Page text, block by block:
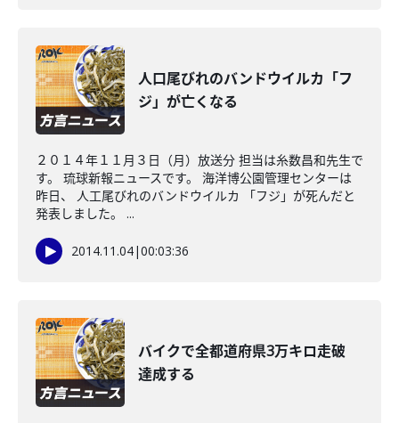
人口尾びれのバンドウイルカ「フ
ジ」が亡くなる
２０１４年１１月３日（月）放送分 担当は糸数昌和先生で
す。 琉球新報ニュースです。 海洋博公園管理センターは
昨日、 人工尾びれのバンドウイルカ 「フジ」が死んだと
発表しました。 ...
2014.11.04|00:03:36
バイクで全都道府県3万キロ走破
達成する